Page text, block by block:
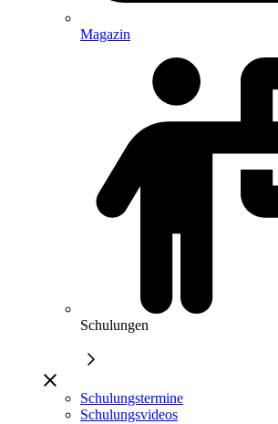
Magazin
Schulungen
Schulungstermine
Schulungsvideos